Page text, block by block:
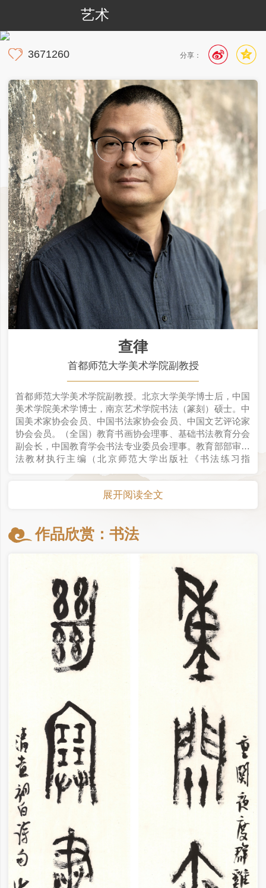
艺术
分享：
3671260
查律
首都师范大学美术学院副教授
首都师范大学美术学院副教授。北京大学美学博士后，中国
美术学院美术学博士，南京艺术学院书法（篆刻）硕士。中
国美术家协会会员、中国书法家协会会员、中国文艺评论家
协会会员。（全国）教育书画协会理事、基础书法教育分会
副会长，中国教育学会书法专业委员会理事。教育部部审书
法教材执行主编（北京师范大学出版社《书法练习指
展开阅读全文
作品欣赏：书法